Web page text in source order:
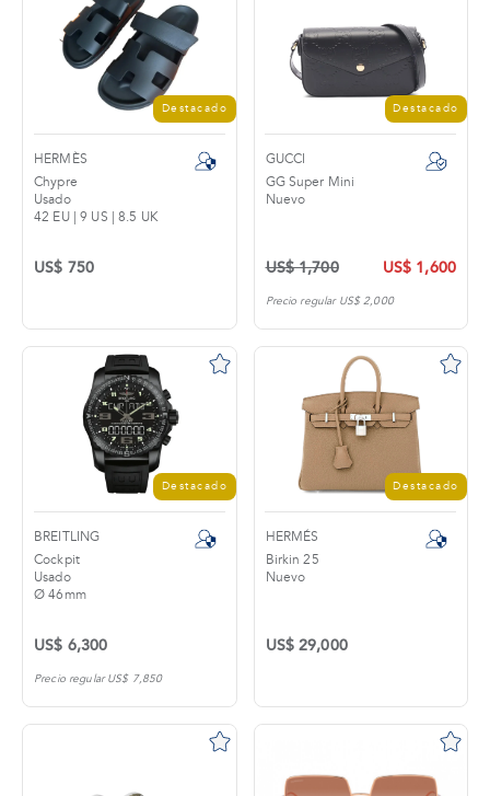
Destacado
HERMÈS
Chypre
Usado
42 EU | 9 US | 8.5 UK
US$ 750
Destacado
GUCCI
GG Super Mini
Nuevo
US$ 1,700 US$ 1,600
Precio regular US$ 2,000
Destacado
BREITLING
Cockpit
Usado
Ø 46mm
US$ 6,300
Precio regular US$ 7,850
Destacado
HERMÉS
Birkin 25
Nuevo
US$ 29,000